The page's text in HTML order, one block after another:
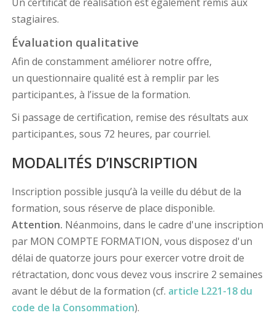
Un certificat de réalisation est également remis aux
stagiaires.
Évaluation qualitative
Afin de constamment améliorer notre offre,
un questionnaire qualité est à remplir par les
participant.es, à l’issue de la formation.
Si passage de certification, remise des résultats aux
participant.es, sous 72 heures, par courriel.
MODALITÉS D’INSCRIPTION
Inscription possible jusqu’à la veille du début de la
formation, sous réserve de place disponible.
Attention. Néanmoins, dans le cadre d'une inscription
par MON COMPTE FORMATION, vous disposez d'un
délai de quatorze jours pour exercer votre droit de
rétractation, donc vous devez vous inscrire 2 semaines
avant le début de la formation (cf. article L221-18 du
code de la Consommation).